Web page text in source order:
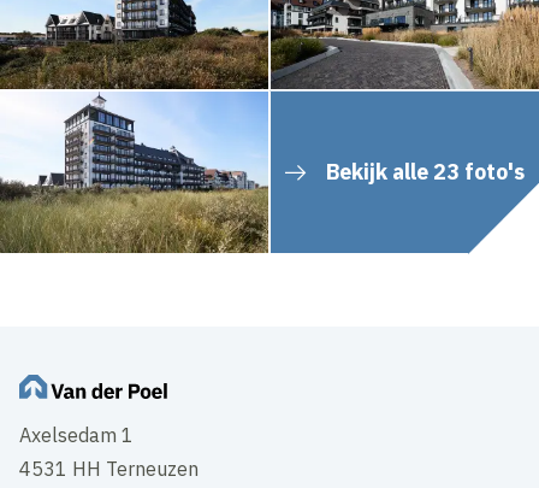
Bekijk alle 23 foto's
Axelsedam 1
4531 HH Terneuzen